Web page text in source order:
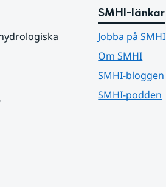
SMHI-länkar
Jobba på SMHI
Om SMHI
SMHI-bloggen
SMHI-podden